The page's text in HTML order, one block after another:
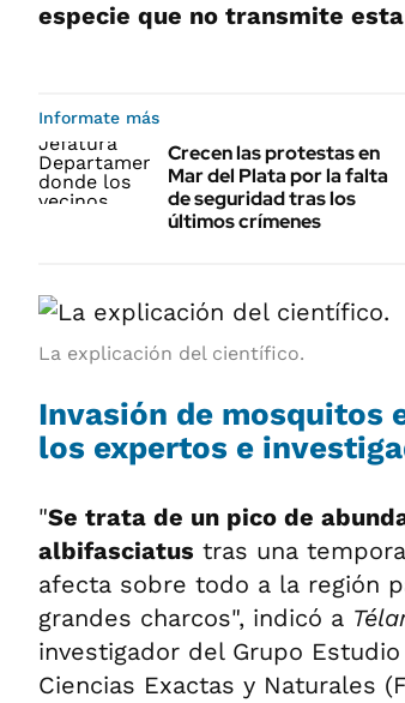
especie que no transmite
Informate más
Crecen las protestas en
Mar del Plata por la falta
de seguridad tras los
últimos crímenes
La explicación del científico.
Invasión de mosquitos
los expertos e
"Se trata de un pico de
albifasciatus tras una
afecta sobre todo a la región
grandes charcos", indicó a
investigador del Grupo
Ciencias Exactas y Naturales